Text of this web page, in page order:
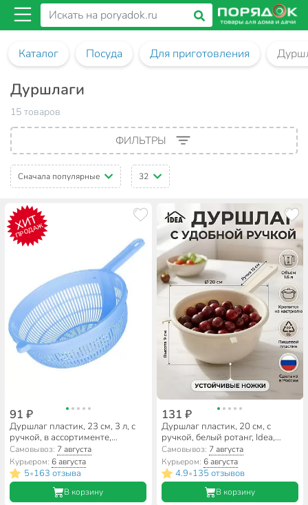
Каталог Посуда Для приготовления
Дуршлаги
15 товаров
ФИЛЬТРЫ
Сначала популярные 32
ХИТ
ПРОДАЖ
91 ₽
Дуршлаг пластик, 23 см, 3 л, с
ручкой, в ассортименте,
Альтернатива, М597
Самовывоз: 7 августа
Курьером:6 августа
5•163 отзыва
В корзину
131 ₽
Дуршлаг пластик, 20 см, с
ручкой, белый ротанг, Idea,
М1130
Самовывоз: 7 августа
Курьером: 6 августа
4.9•135 отзывов
В корзину